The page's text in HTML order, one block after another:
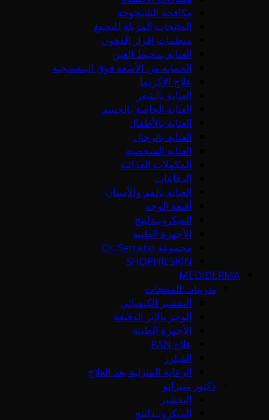
مكافحة الشيخوخة
المنتجات المزيلة للتصبغ
منظمات إفراز الدهون
العناية بمحيط العين
الحماية من الأشعة فوق البنفسجية
علاج الإكزيما
العناية بالشعر
العناية الخاصة بالجسم
العناية بالأطفال
العناية بالرجال
العناية الشخصية
المكملات الغذائية
الدفاعات
العناية بالفم والأسنان
أقنعة الوجه
الميكرونيدلينج
الأجهزة الطبية
مجموعة Dr. Serrano
SHOPHIESKIN
MEDIDERMA
تدريبات المنتجات
التقشير الكيميائي
الوخز بالإبر الدقيقة
الأجهزة الطبية
علاج PAN
الفيلرز
الرعاية المنزلية بعد العلاج
دكتور سيرانو
التقشير
الميكرونيدلينج